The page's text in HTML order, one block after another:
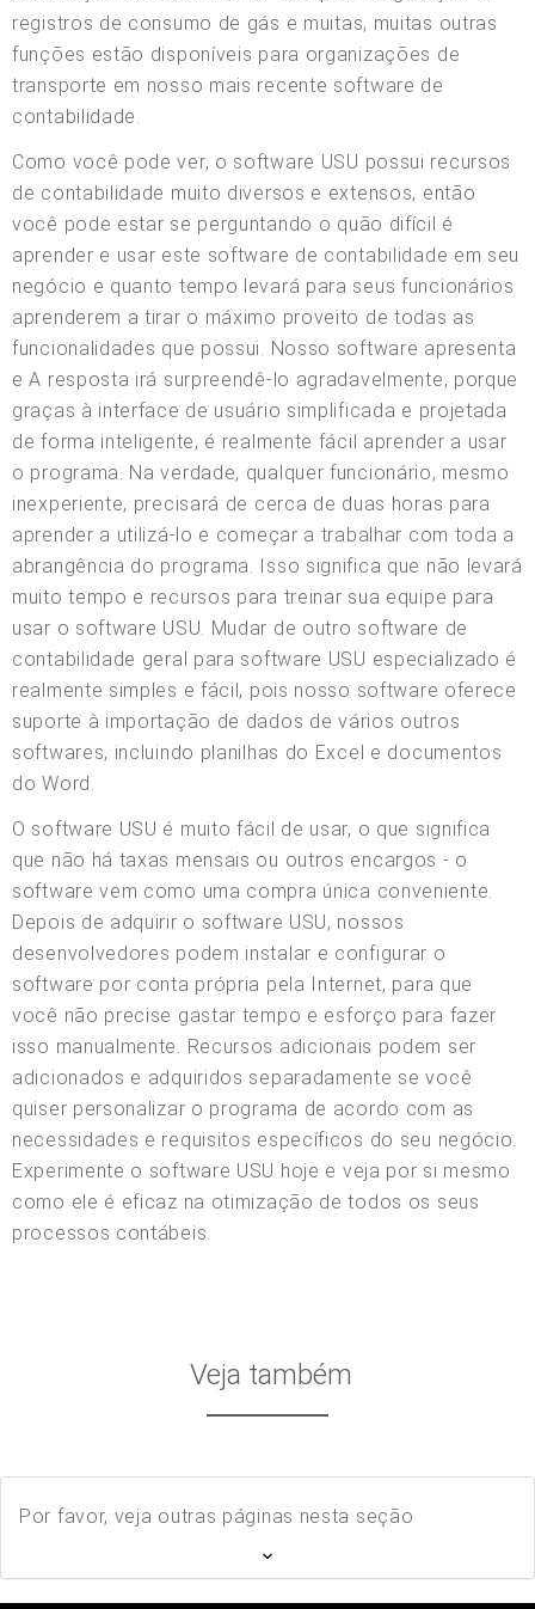
registros de consumo de gás e muitas, muitas outras
funções estão disponíveis para organizações de
transporte em nosso mais recente software de
contabilidade.
Como você pode ver, o software USU possui recursos
de contabilidade muito diversos e extensos, então
você pode estar se perguntando o quão difícil é
aprender e usar este software de contabilidade em seu
negócio e quanto tempo levará para seus funcionários
aprenderem a tirar o máximo proveito de todas as
funcionalidades que possui. Nosso software apresenta
e A resposta irá surpreendê-lo agradavelmente, porque
graças à interface de usuário simplificada e projetada
de forma inteligente, é realmente fácil aprender a usar
o programa. Na verdade, qualquer funcionário, mesmo
inexperiente, precisará de cerca de duas horas para
aprender a utilizá-lo e começar a trabalhar com toda a
abrangência do programa. Isso significa que não levará
muito tempo e recursos para treinar sua equipe para
usar o software USU. Mudar de outro software de
contabilidade geral para software USU especializado é
realmente simples e fácil, pois nosso software oferece
suporte à importação de dados de vários outros
softwares, incluindo planilhas do Excel e documentos
do Word.
O software USU é muito fácil de usar, o que significa
que não há taxas mensais ou outros encargos - o
software vem como uma compra única conveniente.
Depois de adquirir o software USU, nossos
desenvolvedores podem instalar e configurar o
software por conta própria pela Internet, para que
você não precise gastar tempo e esforço para fazer
isso manualmente. Recursos adicionais podem ser
adicionados e adquiridos separadamente se você
quiser personalizar o programa de acordo com as
necessidades e requisitos específicos do seu negócio.
Experimente o software USU hoje e veja por si mesmo
como ele é eficaz na otimização de todos os seus
processos contábeis.
Veja também
Por favor, veja outras páginas nesta seção